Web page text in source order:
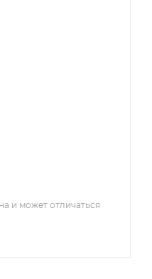
и может отличаться